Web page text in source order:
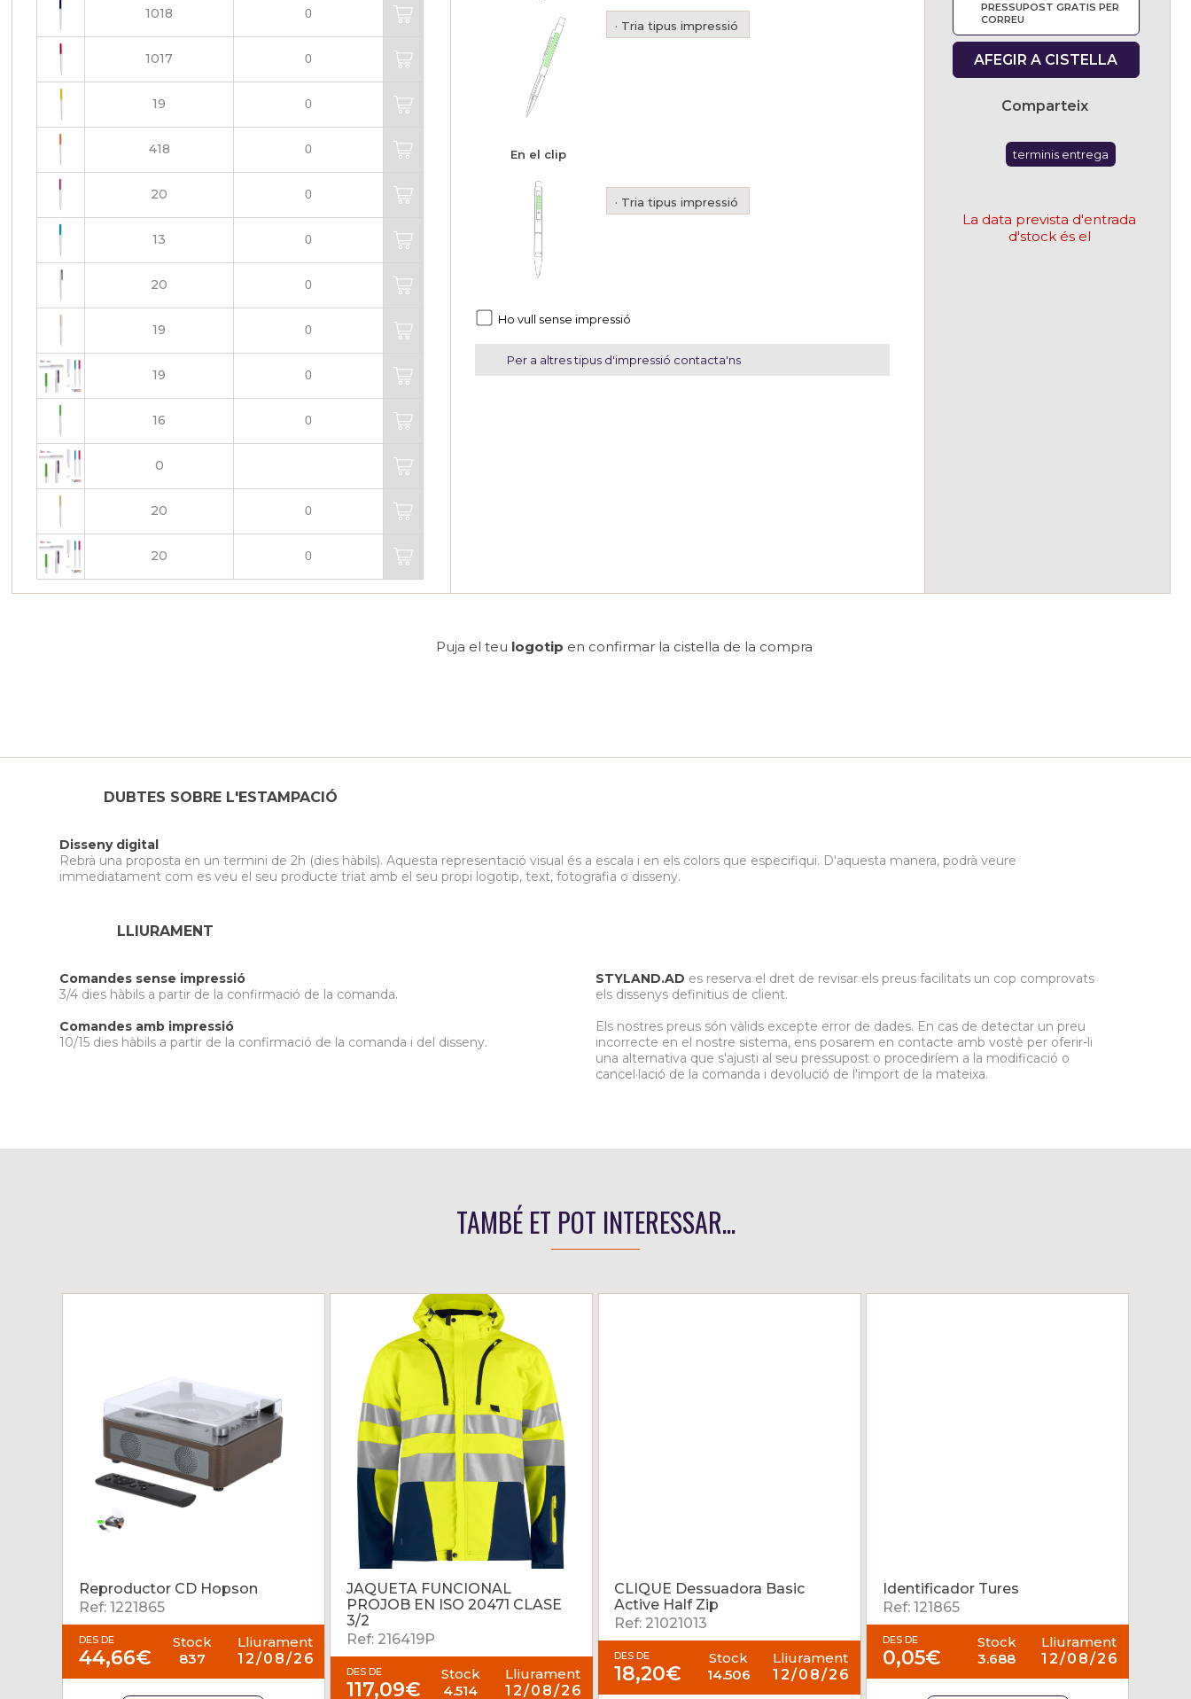
1018
1017
19
418
20
13
20
19
19
16
0
20
20
· Tria tipus impressió
En el clip
· Tria tipus impressió
Ho vull sense impressió
Per a altres tipus d'impressió contacta'ns
PRESSUPOST GRATIS PER
CORREU
AFEGIR A CISTELLA
Comparteix
terminis entrega
La data prevista d'entrada
d'stock és el
Puja el teu logotip en confirmar la cistella de la compra
DUBTES SOBRE L'ESTAMPACIÓ
Disseny digital
Rebrà una proposta en un termini de 2h (dies hàbils). Aquesta representació visual és a escala i en els colors que especifiqui. D'aquesta manera, podrà veure
immediatament com es veu el seu producte triat amb el seu propi logotip, text, fotografia o disseny.
LLIURAMENT
Comandes sense impressió
3/4 dies hàbils a partir de la confirmació de la comanda.
Comandes amb impressió
10/15 dies hàbils a partir de la confirmació de la comanda i del disseny.
STYLAND.AD es reserva el dret de revisar els preus facilitats un cop comprovats
els dissenys definitius de client.
Els nostres preus són vàlids excepte error de dades. En cas de detectar un preu
incorrecte en el nostre sistema, ens posarem en contacte amb vostè per oferir-li
una alternativa que s'ajusti al seu pressupost o procediríem a la modificació o
cancel·lació de la comanda i devolució de l'import de la mateixa.
TAMBÉ ET POT INTERESSAR...
Reproductor CD Hopson
Ref: 1221865
DES DE
44,66€
Stock
837
Lliurament
12/08/26
JAQUETA FUNCIONAL
PROJOB EN ISO 20471 CLASE
3/2
Ref: 216419P
DES DE
117,09€
Stock
4.514
Lliurament
12/08/26
CLIQUE Dessuadora Basic
Active Half Zip
Ref: 21021013
DES DE
18,20€
Stock
14.506
Lliurament
12/08/26
Identificador Tures
Ref: 121865
DES DE
0,05€
Stock
3.688
Lliurament
12/08/26